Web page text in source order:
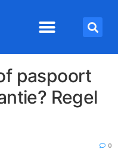
paspoort
Regel
0